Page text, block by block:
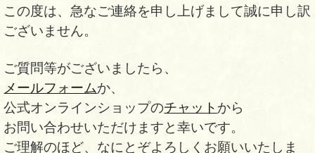
この度は、急なご連絡を申し上げまして誠に申し訳
ございません。
ご質問等がございましたら、
メールフォームか、
公式オンラインショップのチャット から
お問い合わせいただけますと幸いです。
ご理解のほど、なにとぞよろしくお願いいたしま